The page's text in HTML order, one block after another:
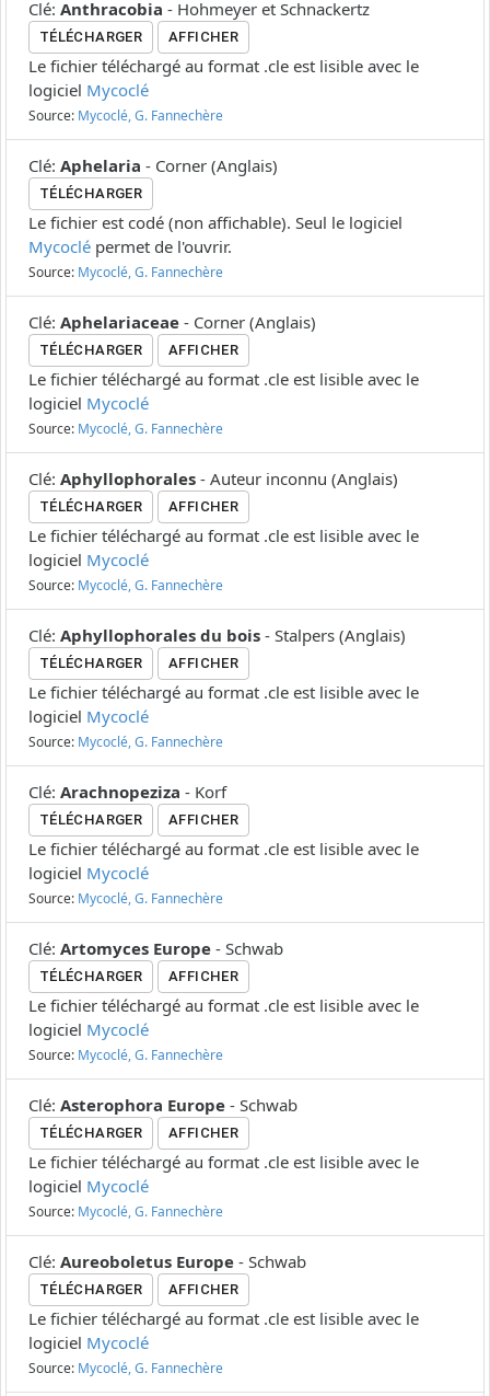
Clé: Anthracobia - Hohmeyer et Schnackertz
TÉLÉCHARGER AFFICHER
Le fichier téléchargé au format .cle est lisible avec le
logiciel Mycoclé
Source: Mycoclé, G. Fannechère
Clé: Aphelaria - Corner (Anglais)
TÉLÉCHARGER
Le fichier est codé (non affichable). Seul le logiciel
Mycoclé permet de l'ouvrir.
Source: Mycoclé, G. Fannechère
Clé: Aphelariaceae - Corner (Anglais)
TÉLÉCHARGER AFFICHER
Le fichier téléchargé au format .cle est lisible avec le
logiciel Mycoclé
Source: Mycoclé, G. Fannechère
Clé: Aphyllophorales - Auteur inconnu (Anglais)
TÉLÉCHARGER AFFICHER
Le fichier téléchargé au format .cle est lisible avec le
logiciel Mycoclé
Source: Mycoclé, G. Fannechère
Clé: Aphyllophorales du bois - Stalpers (Anglais)
TÉLÉCHARGER AFFICHER
Le fichier téléchargé au format .cle est lisible avec le
logiciel Mycoclé
Source: Mycoclé, G. Fannechère
Clé: Arachnopeziza - Korf
TÉLÉCHARGER AFFICHER
Le fichier téléchargé au format .cle est lisible avec le
logiciel Mycoclé
Source: Mycoclé, G. Fannechère
Clé: Artomyces Europe - Schwab
TÉLÉCHARGER AFFICHER
Le fichier téléchargé au format .cle est lisible avec le
logiciel Mycoclé
Source: Mycoclé, G. Fannechère
Clé: Asterophora Europe - Schwab
TÉLÉCHARGER AFFICHER
Le fichier téléchargé au format .cle est lisible avec le
logiciel Mycoclé
Source: Mycoclé, G. Fannechère
Clé: Aureoboletus Europe - Schwab
TÉLÉCHARGER AFFICHER
Le fichier téléchargé au format .cle est lisible avec le
logiciel Mycoclé
Source: Mycoclé, G. Fannechère